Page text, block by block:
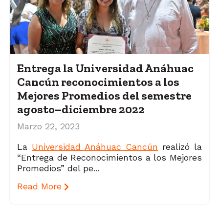
Entrega la Universidad Anáhuac
Cancún reconocimientos a los
Mejores Promedios del semestre
agosto–diciembre 2022
Marzo 22, 2023
La Universidad Anáhuac Cancún realizó la
“Entrega de Reconocimientos a los Mejores
Promedios” del pe...
Read More